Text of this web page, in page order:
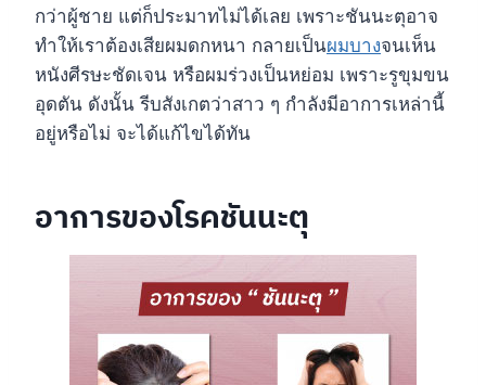
กว่าผู้ชาย แต่ก็ประมาทไม่ได้เลย เพราะชันนะตุอาจ
ทำให้เราต้องเสียผมดกหนา กลายเป็นผมบางจนเห็น
หนังศีรษะชัดเจน หรือผมร่วงเป็นหย่อม เพราะรูขุมขน
อุดตัน ดังนั้น รีบสังเกตว่าสาว ๆ กำลังมีอาการเหล่านี้
อยู่หรือไม่ จะได้แก้ไขได้ทัน
อาการของโรคชันนะตุ